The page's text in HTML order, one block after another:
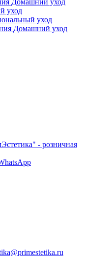
Домашний уход
уход
уход
Домашний уход
- розничная